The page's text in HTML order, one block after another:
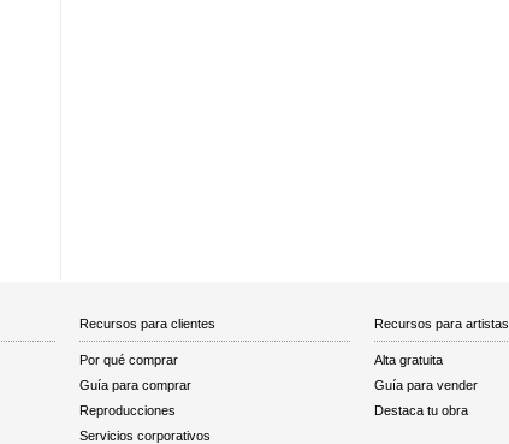
Recursos para clientes
Por qué comprar
Guía para comprar
Reproducciones
Servicios corporativos
Recursos para artistas
Alta gratuita
Guía para vender
Destaca tu obra